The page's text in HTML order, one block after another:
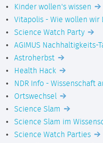
Kinder wollen's wissen
Vitapolis - Wie wollen wir
Science Watch Party
AGIMUS Nachhaltigkeits-
Astroherbst
Health Hack
NDR Info - Wissenschaft
Ortswechsel
Science Slam
Science Slam im
Science Watch Parties